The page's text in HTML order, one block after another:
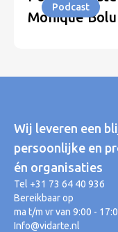
Monique
Podcast
Wij leveren een
persoonlijke en
én organisaties
Tel +31 73 64 40 936
Bereikbaar op
ma t/m vr van 9:00 -
Info@vidarte.nl